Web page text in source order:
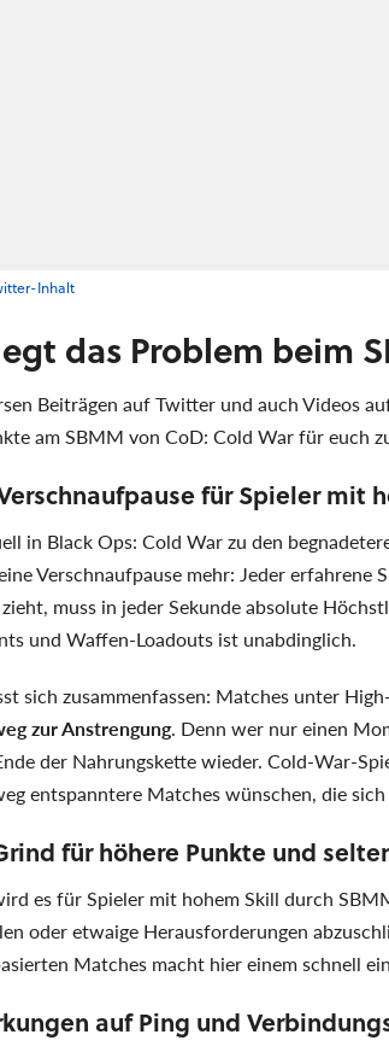
Inhalt
das Problem beim
Beiträgen auf Twitter und auch Videos
am SBMM von CoD: Cold War für euch
für Spieler mit
in Black Ops: Cold War zu den
Verschnaufpause mehr: Jeder erfahrene
muss in jeder Sekunde absolute
und Waffen-Loadouts ist unabdinglich.
sich zusammenfassen: Matches unter
zur Anstrengung. Denn wer nur einen
der Nahrungskette wieder. Cold-War-
entspanntere Matches wünschen, die
für höhere Punkte und
es für Spieler mit hohem Skill durch
oder etwaige Herausforderungen
Matches macht hier einem schnell
auf Ping und